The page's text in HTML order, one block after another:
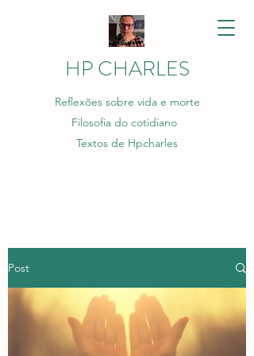
HP CHARLES
Reflexões sobre vida e morte
Filosofia do cotidiano
Textos de Hpcharles
Post